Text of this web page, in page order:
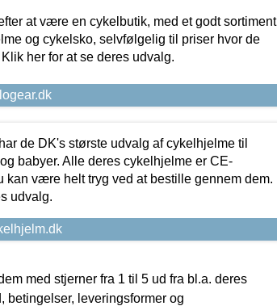
at være en cykelbutik, med et godt sortiment
og cykelsko, selvfølgelig til priser hvor de
her for at se deres udvalg.
de DK's største udvalg af cykelhjelme til
babyer. Alle deres cykelhjelme er CE-
kan være helt tryg ved at bestille gennem dem.
udvalg.
med stjerner fra 1 til 5 ud fra bl.a. deres
betingelser, leveringsformer og